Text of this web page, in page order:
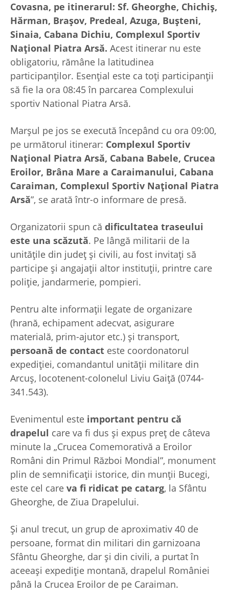
Covasna, pe itinerarul: Sf. Gheorghe, Chichiș,
Hărman, Brașov, Predeal, Azuga, Bușteni,
Sinaia, Cabana Dichiu, Complexul Sportiv
Național Piatra Arsă. Acest itinerar nu este
obligatoriu, rămâne la latitudinea
participanților. Esențial este ca toți participanții
să fie la ora 08:45 în parcarea Complexului
sportiv National Piatra Arsă.
Marșul pe jos se execută începând cu ora 09:00,
pe următorul itinerar: Complexul Sportiv
Național Piatra Arsă, Cabana Babele, Crucea
Eroilor, Brâna Mare a Caraimanului, Cabana
Caraiman, Complexul Sportiv Național Piatra
Arsă”, se arată într-o informare de presă.
Organizatorii spun că dificultatea traseului
este una scăzută. Pe lângă militarii de la
unitățile din județ și civili, au fost invitați să
participe și angajații altor instituții, printre care
poliție, jandarmerie, pompieri.
Pentru alte informații legate de organizare
(hrană, echipament adecvat, asigurare
materială, prim-ajutor etc.) și transport,
persoană de contact este coordonatorul
expediției, comandantul unității militare din
Arcuș, locotenent-colonelul Liviu Gaiță (0744-
341.543).
Evenimentul este important pentru că
drapelul care va fi dus și expus preț de câteva
minute la „Crucea Comemorativă a Eroilor
Români din Primul Război Mondial”, monument
plin de semnificații istorice, din munții Bucegi,
este cel care va fi ridicat pe catarg, la Sfântu
Gheorghe, de Ziua Drapelului.
Și anul trecut, un grup de aproximativ 40 de
persoane, format din militari din garnizoana
Sfântu Gheorghe, dar și din civili, a purtat în
aceeași expediție montană, drapelul României
până la Crucea Eroilor de pe Caraiman.